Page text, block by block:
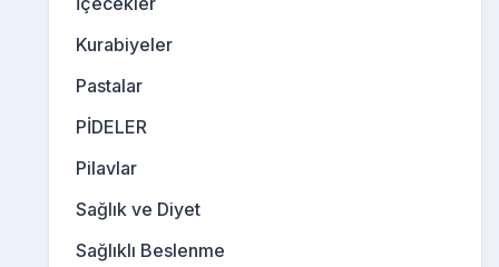
Kurabiyeler
Pastalar
PİDELER
Pilavlar
Sağlık ve Diyet
Sağlıklı Beslenme